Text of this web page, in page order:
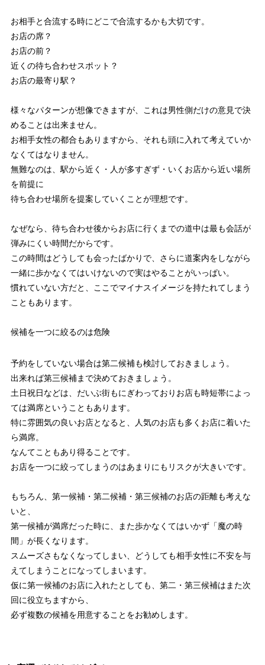
お相手と合流する時にどこで合流するかも大切です。
お店の席？
お店の前？
近くの待ち合わせスポット？
お店の最寄り駅？
様々なパターンが想像できますが、これは男性側だけの意見で決
めることは出来ません。
お相手女性の都合もありますから、それも頭に入れて考えていか
なくてはなりません。
無難なのは、駅から近く・人が多すぎず・いくお店から近い場所
を前提に
待ち合わせ場所を提案していくことが理想です。
なぜなら、待ち合わせ後からお店に行くまでの道中は最も会話が
弾みにくい時間だからです。
この時間はどうしても会ったばかりで、さらに道案内をしながら
一緒に歩かなくてはいけないので実はやることがいっぱい。
慣れていない方だと、ここでマイナスイメージを持たれてしまう
こともあります。
候補を一つに絞るのは危険
予約をしていない場合は第二候補も検討しておきましょう。
出来れば第三候補まで決めておきましょう。
土日祝日などは、だいぶ街もにぎわっておりお店も時短帯によっ
ては満席ということもあります。
特に雰囲気の良いお店となると、人気のお店も多くお店に着いた
ら満席。
なんてこともあり得ることです。
お店を一つに絞ってしまうのはあまりにもリスクが大きいです。
もちろん、第一候補・第二候補・第三候補のお店の距離も考えな
いと、
第一候補が満席だった時に、また歩かなくてはいかず「魔の時
間」が長くなります。
スムーズさもなくなってしまい、どうしても相手女性に不安を与
えてしまうことになってしまいます。
仮に第一候補のお店に入れたとしても、第二・第三候補はまた次
回に役立ちますから、
必ず複数の候補を用意することをお勧めします。